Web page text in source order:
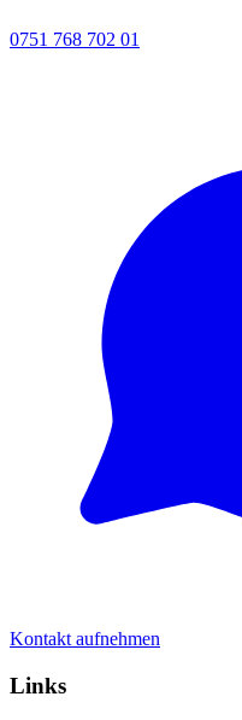
0751 768 702 01
Kontakt aufnehmen
Links